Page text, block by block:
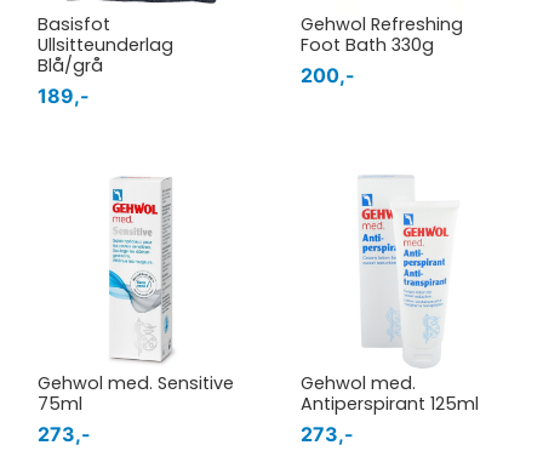
Basisfot
Ullsitteunderlag
Blå/grå
189,-
Gehwol Refreshing
Foot Bath 330g
200,-
Gehwol med. Sensitive
75ml
273,-
Gehwol med.
Antiperspirant 125ml
273,-